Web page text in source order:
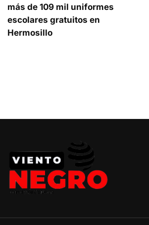
más de 109 mil uniformes
escolares gratuitos en
Hermosillo